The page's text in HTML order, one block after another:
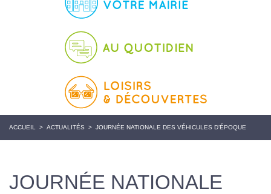
ACCUEIL > ACTUALITÉS > JOURNÉE NATIONALE DES VÉHICULES D’ÉPOQUE
JOURNÉE NATIONALE